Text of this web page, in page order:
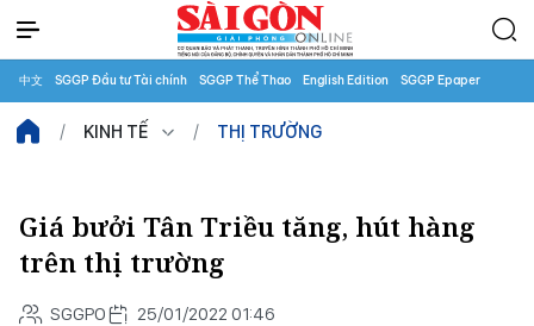
中文 SGGP Đầu tư Tài chính SGGP Thể Thao English Edition SGGP Epaper
KINH TẾ THỊ TRƯỜNG
Giá bưởi Tân Triều tăng, hút hàng
trên thị trường
SGGPO 25/01/2022 01:46